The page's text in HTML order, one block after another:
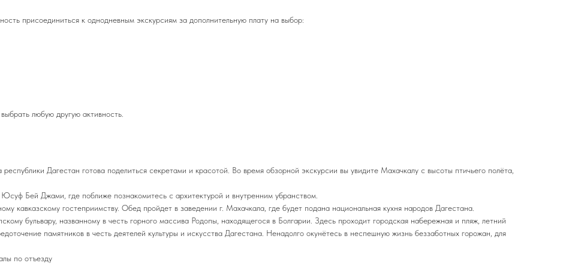
присоединиться к однодневным экскурсиям за дополнительную плату на выбор:
любую другую активность.
Дагестан готова поделиться секретами и красотой. Во время обзорной экскурсии вы увидите Махачкалу с высоты птичьего полёта,
Бей Джами, где поближе познакомитесь с архитектурой и внутренним убранством.
кавказскому гостеприимству. Обед пройдет в заведении г. Махачкала, где будет подана национальная кухня народов Дагестана.
бульвару, названному в честь горного массива Родопы, находящегося в Болгарии. Здесь проходит городская набережная и пляж, летний
памятников в честь деятелей культуры и искусства Дагестана. Ненадолго окунётесь в неспешную жизнь беззаботных горожан, для
по отъезду